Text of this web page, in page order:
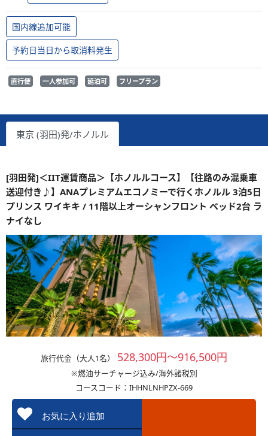
国内線追加可能
予約日当日から取消料発生
直行便 一人参加可 延泊可 フリープラン
東京 (羽田)発/ホノルル
[羽田発]＜IIT運賃商品＞【ホノルルコース】【往路のみ混乗車
送迎付き♪】ANAプレミアムエコノミーで行くホノルル 3泊5日
プリンス ワイキキ / 11階以上オーシャンフロント ベッド2台 ラ
ナイなし
旅行代金（大人1名） 528,300円～916,500円
※燃油サーチャージ込み/海外諸税別
コースコード：IHHNLNHPZX-669
お気に入り追加